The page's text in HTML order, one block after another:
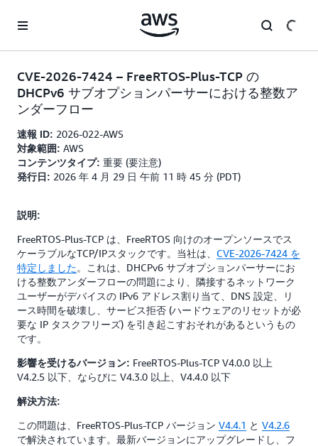
CVE-2026-7424 – FreeRTOS-Plus-TCP の
DHCPv6 サブオプションパーサーにおける整数ア
ンダーフロー
速報 ID: 2026-022-AWS
対象範囲: AWS
コンテンツタイプ: 重要 (要注意)
発行日: 2026 年 4 月 29 日 午前 11 時 45 分 (PDT)
説明:
FreeRTOS-Plus-TCP は、FreeRTOS 向けのオープンソースでス
ケーラブルなTCP/IPスタックです。当社は、 CVE-2026-7424 を
特定しました。これは、DHCPv6 サブオプションパーサーにお
ける整数アンダーフローの問題により、隣接するネットワーク
ユーザーがデバイスの IPv6 アドレス割り当て、DNS 設定、リ
ース時間を破壊し、サービス拒否 (ハードウェアのリセットが必
要な IP タスクフリーズ) を引き起こすおそれがあるというもの
です。
影響を受けるバージョン: FreeRTOS-Plus-TCP V4.0.0 以上
V4.2.5 以下、ならびに V4.3.0 以上、V4.4.0 以下
解決方法:
この問題は、FreeRTOS-Plus-TCP バージョン V4.4.1 と V4.2.6
で解決されています。最新バージョンにアップグレードし、フ